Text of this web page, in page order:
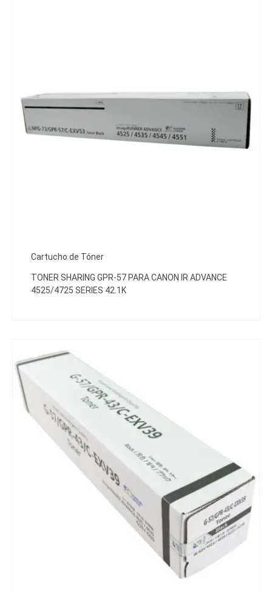
Cartucho de Tóner
TONER SHARING GPR-57 PARA CANON IR ADVANCE
4525/4725 SERIES 42.1K